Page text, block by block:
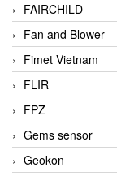
FAIRCHILD
Fan and Blower
Fimet Vietnam
FLIR
FPZ
Gems sensor
Geokon